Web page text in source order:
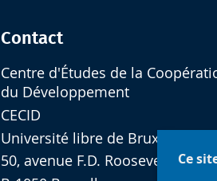
Ce
Contact
Centre d'Études de la
du Développement
CECID
Université libre de Bruxelles
50, avenue F.D. Roosevelt - CP